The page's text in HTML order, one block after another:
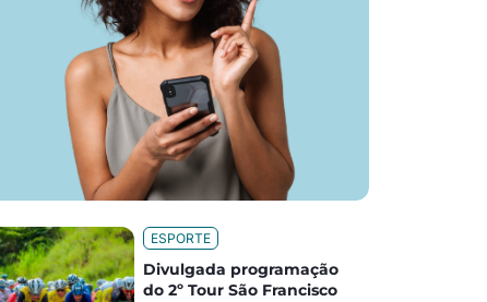
ESPORTE
Divulgada programação
do 2º Tour São Francisco